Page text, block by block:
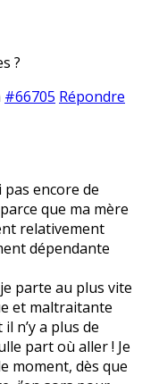
?
#66705 Répondre
pas encore de
que ma mère
relativement
dépendante
parte au plus vite
et maltraitante
n’y a plus de
part où aller ! Je
moment, dès que